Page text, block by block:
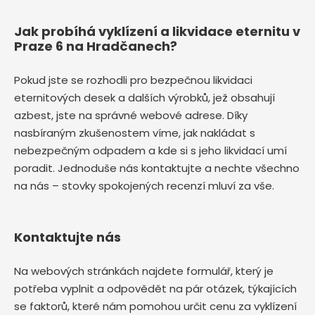
Jak probíhá vyklízení a likvidace eternitu v
Praze 6 na Hradčanech?
Pokud jste se rozhodli pro bezpečnou likvidaci
eternitových desek a dalších výrobků, jež obsahují
azbest, jste na správné webové adrese. Díky
nasbíraným zkušenostem víme, jak nakládat s
nebezpečným odpadem a kde si s jeho likvidací umí
poradit. Jednoduše nás kontaktujte a nechte všechno
na nás – stovky spokojených recenzí mluví za vše.
Kontaktujte nás
Na webových stránkách najdete formulář, který je
potřeba vyplnit a odpovědět na pár otázek, týkajících
se faktorů, které nám pomohou určit cenu za vyklízení